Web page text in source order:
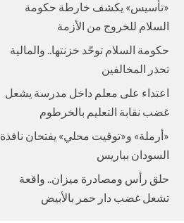
«تأسيس» يكشف خارطة حكومة
السلام للخروج من الأزمة
حكومة السلام توحّد خزنتها.. والمالية
تحذر المخالفين
اعتداء على معلم داخل مدرسة يشعل
غضب نقابة التعليم بالخرطوم
«أرملة» و«توقيت محلي» يفتحان نافذة
السودان بباريس
حلق رأس ومصادرة ميزان.. واقعة
تشعل غضب دار حمر بالأبيض